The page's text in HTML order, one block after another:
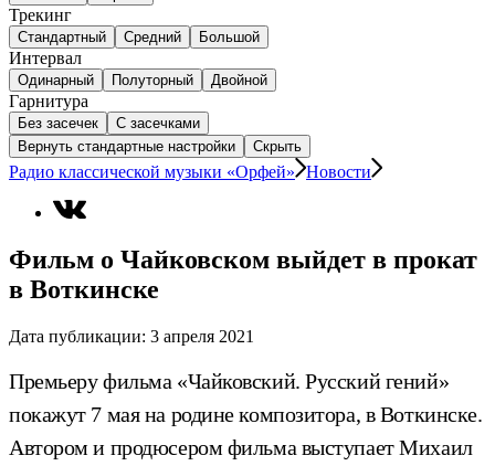
Трекинг
Стандартный Средний Большой
Интервал
Одинарный Полуторный Двойной
Гарнитура
Без засечек
С засечками
Вернуть стандартные настройки
Скрыть
Радио классической музыки «Орфей» Новости
Фильм о Чайковском выйдет в прокат
в Воткинске
Дата публикации: 3 апреля 2021
Премьеру фильма «Чайковский. Русский гений»
покажут 7 мая на родине композитора, в Воткинске.
Автором и продюсером фильма выступает Михаил